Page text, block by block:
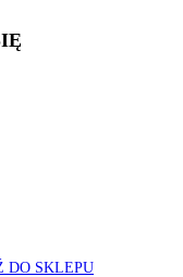
DO SKLEPU